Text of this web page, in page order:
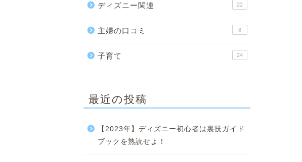
ディズニー関連 22
主婦の口コミ 8
子育て 24
最近の投稿
【2023年】ディズニー初心者は裏技ガイド
ブックを熟読せよ！